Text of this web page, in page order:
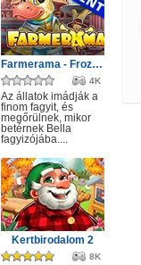
Farmerama - Frozen Dreams event
4K
Az állatok imádják a
finom fagyit, és
megőrülnek, mikor
betérnek Bella
fagyizójába....
Kertbirodalom 2
8K